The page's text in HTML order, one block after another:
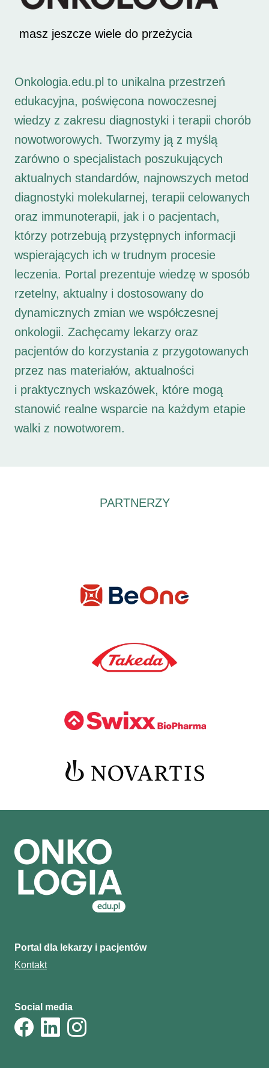
masz jeszcze wiele do przeżycia
Onkologia.edu.pl to unikalna przestrzeń
edukacyjna, poświęcona nowoczesnej
wiedzy z zakresu diagnostyki i terapii chorób
nowotworowych. Tworzymy ją z myślą
zarówno o specjalistach poszukujących
aktualnych standardów, najnowszych metod
diagnostyki molekularnej, terapii celowanych
oraz immunoterapii, jak i o pacjentach,
którzy potrzebują przystępnych informacji
wspierających ich w trudnym procesie
leczenia. Portal prezentuje wiedzę w sposób
rzetelny, aktualny i dostosowany do
dynamicznych zmian we współczesnej
onkologii. Zachęcamy lekarzy oraz
pacjentów do korzystania z przygotowanych
przez nas materiałów, aktualności
i praktycznych wskazówek, które mogą
stanowić realne wsparcie na każdym etapie
walki z nowotworem.
PARTNERZY
Portal dla lekarzy i pacjentów
Kontakt
Social media